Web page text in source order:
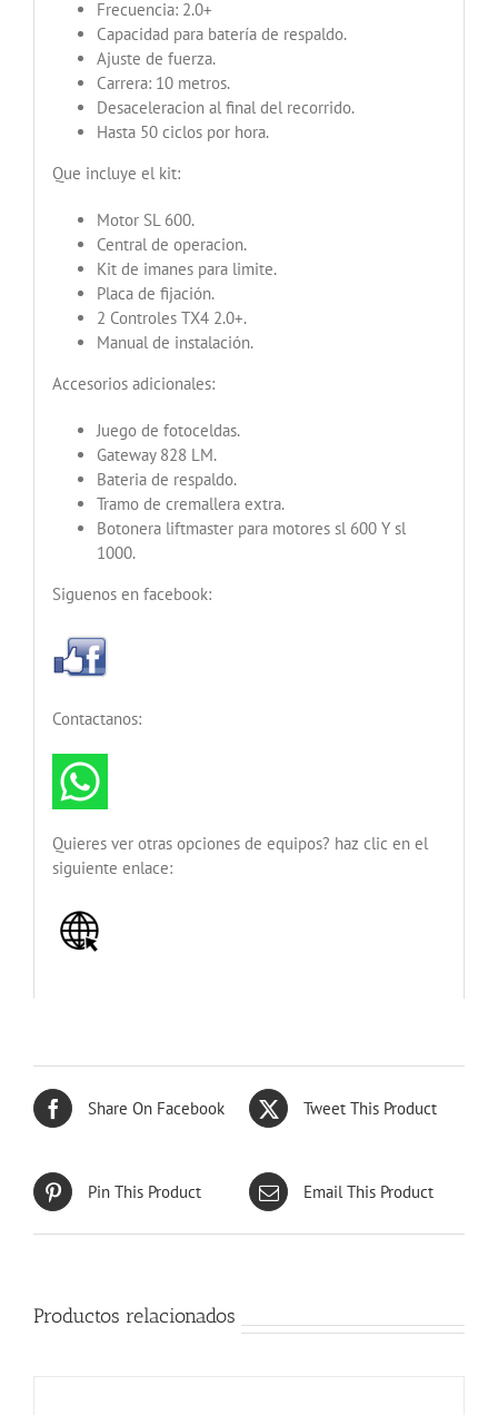
Frecuencia: 2.0+
Capacidad para batería de respaldo.
Ajuste de fuerza.
Carrera: 10 metros.
Desaceleracion al final del recorrido.
Hasta 50 ciclos por hora.
Que incluye el kit:
Motor SL 600.
Central de operacion.
Kit de imanes para limite.
Placa de fijación.
2 Controles TX4 2.0+.
Manual de instalación.
Accesorios adicionales:
Juego de fotoceldas.
Gateway 828 LM.
Bateria de respaldo.
Tramo de cremallera extra.
Botonera liftmaster para motores sl 600 Y sl
1000.
Siguenos en facebook:
Contactanos:
Quieres ver otras opciones de equipos? haz clic en el
siguiente enlace:
Share On Facebook Tweet This Product
Pin This Product Email This Product
Productos relacionados